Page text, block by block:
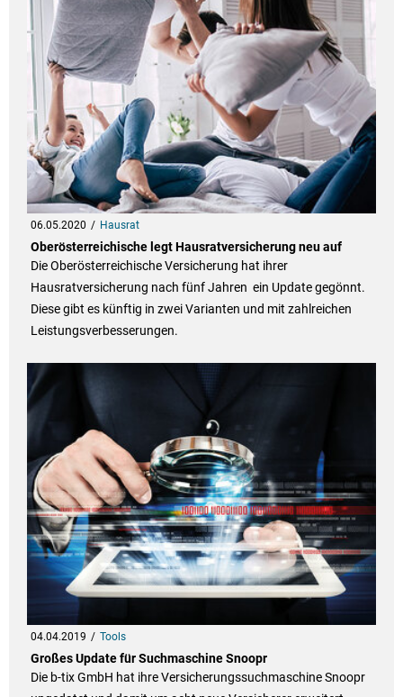
06.05.2020 Hausrat
Oberösterreichische legt Hausratversicherung neu auf
Die Oberösterreichische Versicherung hat ihrer
Hausratversicherung nach fünf Jahren ein Update gegönnt.
Diese gibt es künftig in zwei Varianten und mit zahlreichen
Leistungsverbesserungen.
04.04.2019 Tools
Großes Update für Suchmaschine Snoopr
Die b-tix GmbH hat ihre Versicherungssuchmaschine Snoopr